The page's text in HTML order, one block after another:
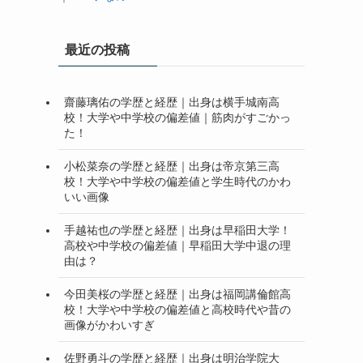
最近の投稿
齋藤璃佑の学歴と経歴｜出身は横手城南高
校！大学や中学校の偏差値｜筋肉がすごかっ
た！
小松菜奈の学歴と経歴｜出身は帝京第三高
校！大学や中学校の偏差値と学生時代のかわ
いい画像
手越祐也の学歴と経歴｜出身は早稲田大学！
高校や中学校の偏差値｜早稲田大学中退の理
由は？
今田美桜の学歴と経歴｜出身は福岡講倫館高
校！大学や中学校の偏差値と高校時代や昔の
画像がかわいすぎ
佐野勇斗の学歴と経歴｜出身は明治学院大